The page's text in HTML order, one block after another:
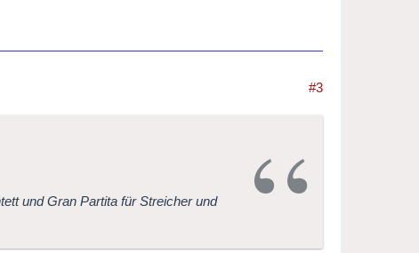
#3
und Gran Partita für Streicher und